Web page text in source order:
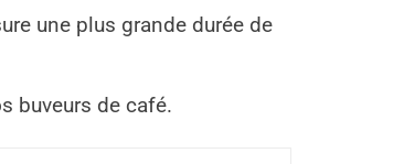
une plus grande durée de
buveurs de café.